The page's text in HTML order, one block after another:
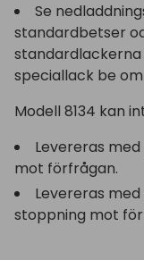
Se
standardbetser
standardlackerna
speciallack be
Modell 8134 kan
Levereras
mot förfrågan.
Levereras
stoppning mot